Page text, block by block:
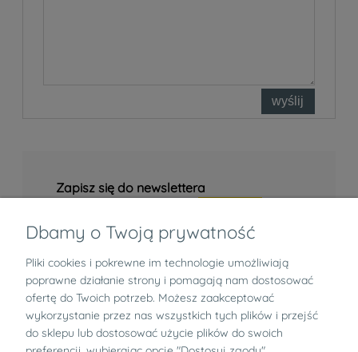
wyślij
Zapisz się do newslettera
Informacje
Zwroty i reklamacje
Dbamy o Twoją prywatność
Pliki cookies i pokrewne im technologie umożliwiają
poprawne działanie strony i pomagają nam dostosować
ofertę do Twoich potrzeb. Możesz zaakceptować
wykorzystanie przez nas wszystkich tych plików i przejść
do sklepu lub dostosować użycie plików do swoich